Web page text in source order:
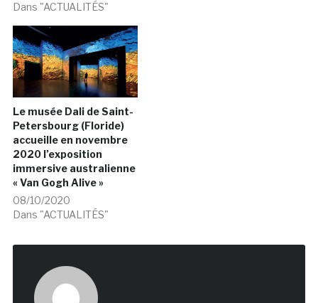
Dans "ACTUALITÉS"
Le musée Dali de Saint-
Petersbourg (Floride)
accueille en novembre
2020 l’exposition
immersive australienne
« Van Gogh Alive »
08/10/2020
Dans "ACTUALITÉS"